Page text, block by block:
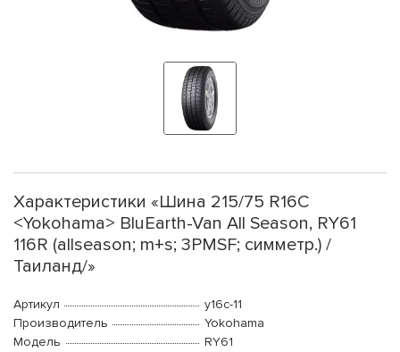
Характеристики «Шина 215/75 R16C
<Yokohama> BluEarth-Van All Season, RY61
116R (allseason; m+s; 3PMSF; симметр.) /
Таиланд/»
Артикул
y16c-11
Производитель
Yokohama
Модель
RY61